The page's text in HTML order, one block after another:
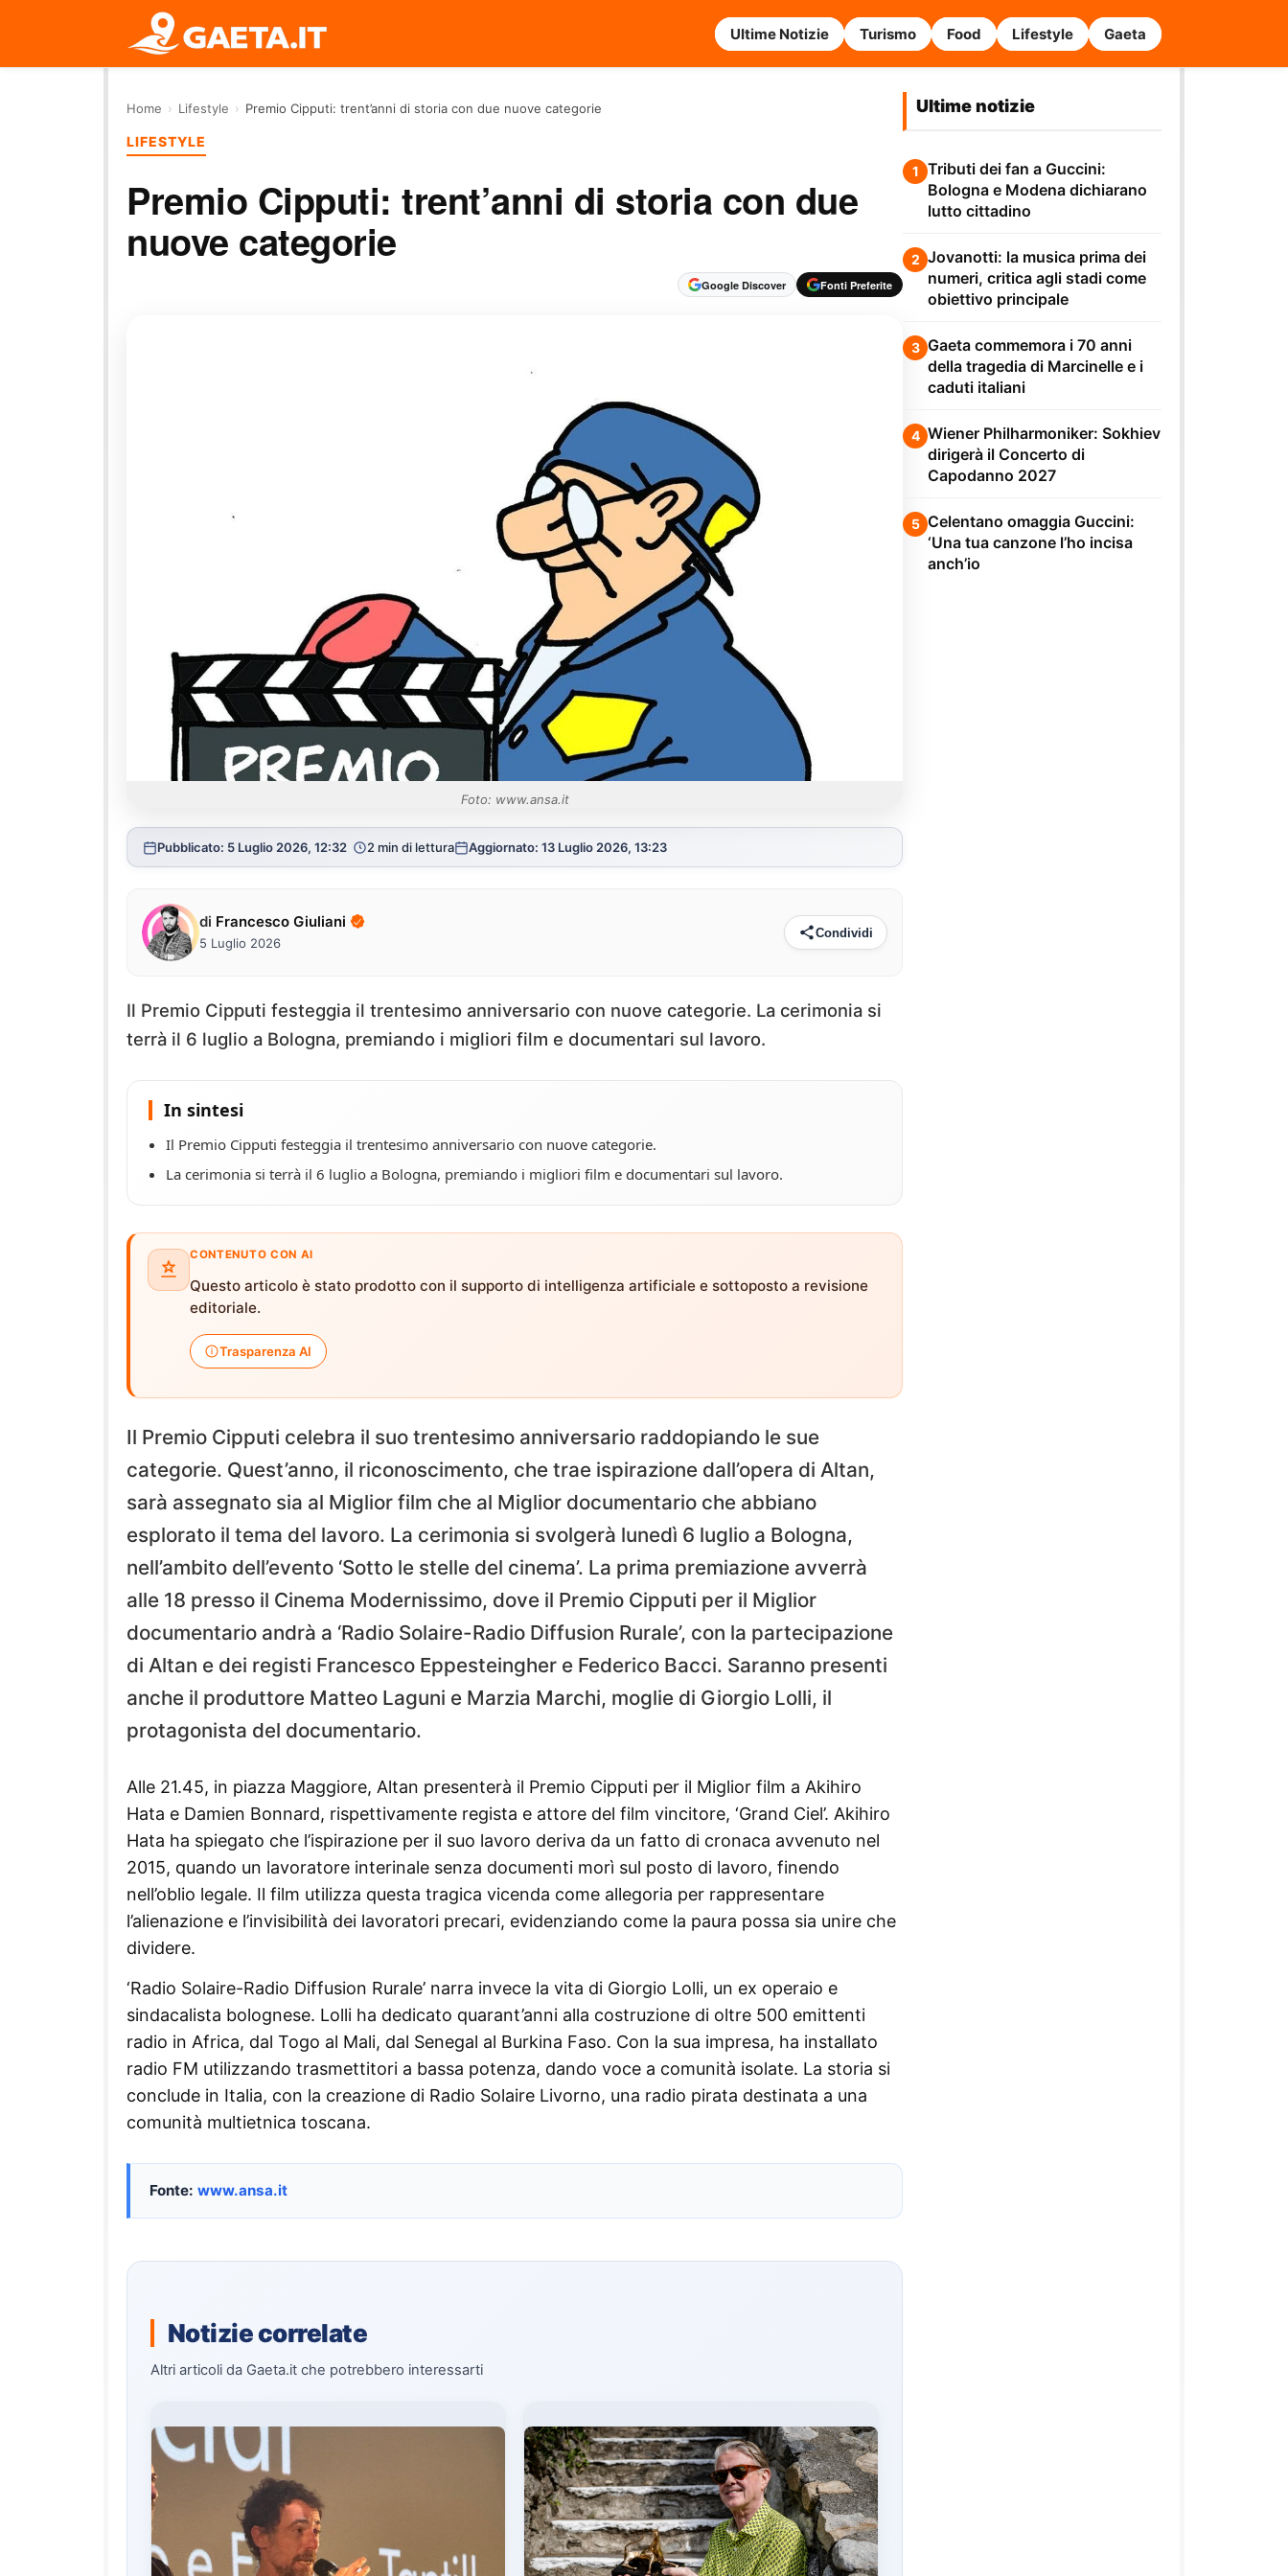
Ultime Notizie Turismo Food Lifestyle Gaeta
Home › Lifestyle › Premio Cipputi: trent’anni di storia con due nuove categorie
LIFESTYLE
Premio Cipputi: trent’anni di storia con due
nuove categorie
Google Discover Fonti Preferite
Foto: www.ansa.it
Pubblicato: 5 Luglio 2026, 12:32 2 min di lettura Aggiornato: 13 Luglio 2026, 13:23
di Francesco Giuliani
5 Luglio 2026
Condividi
Il Premio Cipputi festeggia il trentesimo anniversario con nuove categorie. La cerimonia si
terrà il 6 luglio a Bologna, premiando i migliori film e documentari sul lavoro.
In sintesi
Il Premio Cipputi festeggia il trentesimo anniversario con nuove categorie.
La cerimonia si terrà il 6 luglio a Bologna, premiando i migliori film e documentari sul lavoro.
CONTENUTO CON AI
Questo articolo è stato prodotto con il supporto di intelligenza artificiale e sottoposto a revisione
editoriale.
Trasparenza AI
Il Premio Cipputi celebra il suo trentesimo anniversario raddopiando le sue
categorie. Quest’anno, il riconoscimento, che trae ispirazione dall’opera di Altan,
sarà assegnato sia al Miglior film che al Miglior documentario che abbiano
esplorato il tema del lavoro. La cerimonia si svolgerà lunedì 6 luglio a Bologna,
nell’ambito dell’evento ‘Sotto le stelle del cinema’. La prima premiazione avverrà
alle 18 presso il Cinema Modernissimo, dove il Premio Cipputi per il Miglior
documentario andrà a ‘Radio Solaire-Radio Diffusion Rurale’, con la partecipazione
di Altan e dei registi Francesco Eppesteingher e Federico Bacci. Saranno presenti
anche il produttore Matteo Laguni e Marzia Marchi, moglie di Giorgio Lolli, il
protagonista del documentario.
Alle 21.45, in piazza Maggiore, Altan presenterà il Premio Cipputi per il Miglior film a Akihiro
Hata e Damien Bonnard, rispettivamente regista e attore del film vincitore, ‘Grand Ciel’. Akihiro
Hata ha spiegato che l’ispirazione per il suo lavoro deriva da un fatto di cronaca avvenuto nel
2015, quando un lavoratore interinale senza documenti morì sul posto di lavoro, finendo
nell’oblio legale. Il film utilizza questa tragica vicenda come allegoria per rappresentare
l’alienazione e l’invisibilità dei lavoratori precari, evidenziando come la paura possa sia unire che
dividere.
‘Radio Solaire-Radio Diffusion Rurale’ narra invece la vita di Giorgio Lolli, un ex operaio e
sindacalista bolognese. Lolli ha dedicato quarant’anni alla costruzione di oltre 500 emittenti
radio in Africa, dal Togo al Mali, dal Senegal al Burkina Faso. Con la sua impresa, ha installato
radio FM utilizzando trasmettitori a bassa potenza, dando voce a comunità isolate. La storia si
conclude in Italia, con la creazione di Radio Solaire Livorno, una radio pirata destinata a una
comunità multietnica toscana.
Fonte: www.ansa.it
Notizie correlate
Altri articoli da Gaeta.it che potrebbero interessarti
Ultime notizie
1 Tributi dei fan a Guccini:
Bologna e Modena dichiarano
lutto cittadino
2 Jovanotti: la musica prima dei
numeri, critica agli stadi come
obiettivo principale
3 Gaeta commemora i 70 anni
della tragedia di Marcinelle e i
caduti italiani
4 Wiener Philharmoniker: Sokhiev
dirigerà il Concerto di
Capodanno 2027
5 Celentano omaggia Guccini:
‘Una tua canzone l’ho incisa
anch’io